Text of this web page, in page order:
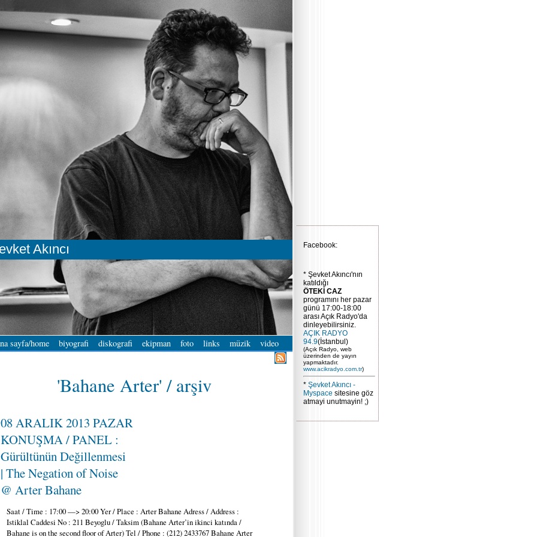
Akıncı
sayfa/home biyografi diskografi ekipman foto links müzik video
'Bahane Arter' / arşiv
08 ARALIK 2013 PAZAR
KONUŞMA / PANEL :
Gürültünün Değillenmesi
| The Negation of Noise
@ Arter Bahane
Saat / Time : 17:00 —> 20:00 Yer / Place : Arter Bahane Adress / Address :
Istiklal Caddesi No : 211 Beyoglu / Taksim (Bahane Arter’in ikinci katında /
Bahane is on the second floor of Arter) Tel / Phone : (212) 2433767 Bahane Arter
Facebook:
* Şevket Akıncı'nın
katıldığı
ÖTEKİ CAZ
programını her pazar
günü 17:00-18:00
arası Açık Radyo'da
dinleyebilirsiniz.
AÇIK RADYO
94.9(İstanbul)
(Açık Radyo, web
üzerinden de yayın
yapmaktadır.
www.acikradyo.com.tr)
* Şevket Akıncı -
Myspace sitesine göz
atmayi unutmayin! ;)